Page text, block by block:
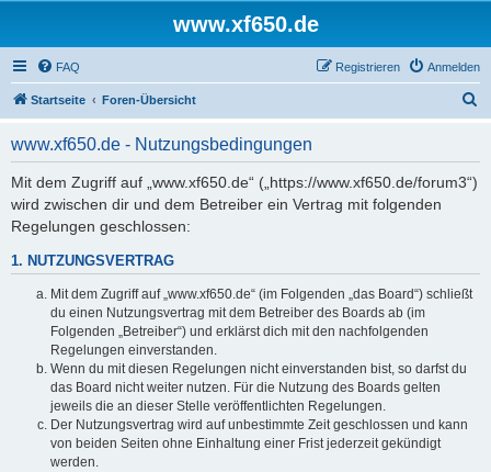
www.xf650.de
FAQ Anmelden
Registrieren
Startseite Foren-Übersicht
www.xf650.de - Nutzungsbedingungen
Mit dem Zugriff auf „www.xf650.de“ („https://www.xf650.de/forum3“)
wird zwischen dir und dem Betreiber ein Vertrag mit folgenden
Regelungen geschlossen:
1. NUTZUNGSVERTRAG
Mit dem Zugriff auf „www.xf650.de“ (im Folgenden „das Board“) schließt
du einen Nutzungsvertrag mit dem Betreiber des Boards ab (im
Folgenden „Betreiber“) und erklärst dich mit den nachfolgenden
Regelungen einverstanden.
Wenn du mit diesen Regelungen nicht einverstanden bist, so darfst du
das Board nicht weiter nutzen. Für die Nutzung des Boards gelten
jeweils die an dieser Stelle veröffentlichten Regelungen.
Der Nutzungsvertrag wird auf unbestimmte Zeit geschlossen und kann
von beiden Seiten ohne Einhaltung einer Frist jederzeit gekündigt
werden.